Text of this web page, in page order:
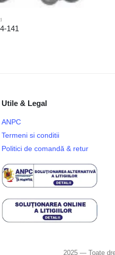
141
Utile & Legal
ANPC
Termeni si conditii
Politici de comandă & retur
2025 — Toate